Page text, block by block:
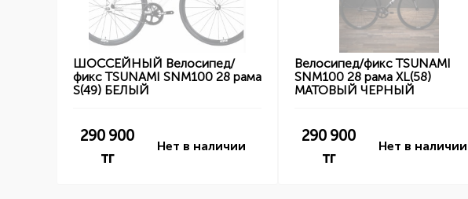
ШОССЕЙНЫЙ Велосипед/
фикс TSUNAMI SNM100 28 рама
S(49) БЕЛЫЙ
290 900
тг
Нет в наличии
Велосипед/фикс TSUNAMI
SNM100 28 рама XL(58)
МАТОВЫЙ ЧЕРНЫЙ
290 900
тг
Нет в наличии